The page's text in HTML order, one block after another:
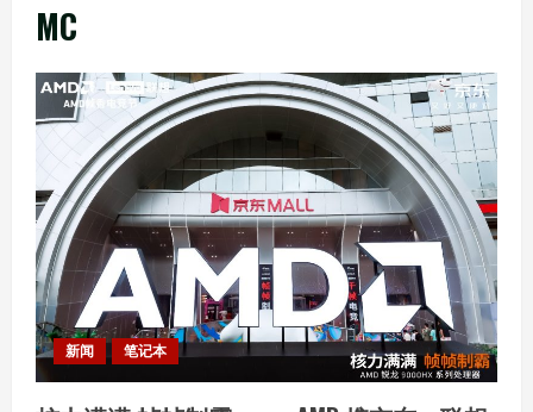
MC
新闻 笔记本